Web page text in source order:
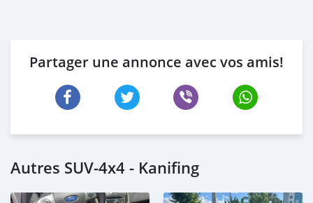
Partager une annonce avec vos amis!
Autres SUV‒4x4 - Kanifing